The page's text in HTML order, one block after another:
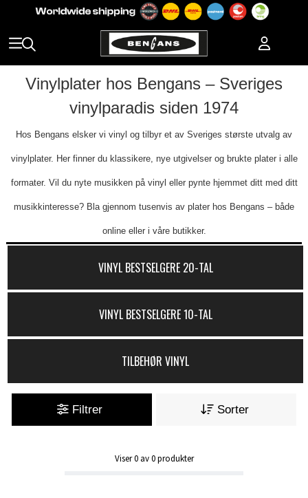
Vinylplater hos Bengans – Sveriges
vinylparadis siden 1974
Hos Bengans elsker vi vinyl og tilbyr et av Sveriges største utvalg av
vinylplater. Her finner du klassikere, nye utgivelser og brukte plater i alle
formater. Vil du nyte musikken på vinyl eller pynte hjemmet ditt med ditt
musikkinteresse? Bla gjennom tusenvis av plater hos Bengans – både
online eller i våre butikker.
VINYL BESTSELGERE 20-TAL
VINYL BESTSELGERE 10-TAL
TILBEHØR VINYL
Filtrer Sorter
Viser0av0produkter